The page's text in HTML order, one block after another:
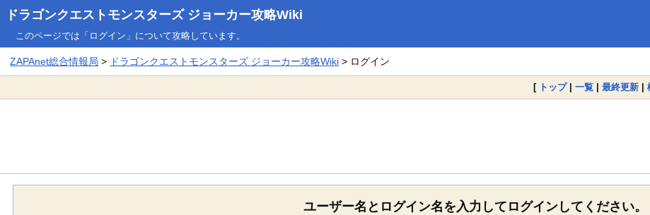
ドラゴンクエストモンスターズ ジョーカー攻略Wiki
このページでは「ログイン」について攻略しています。
ZAPAnet総合情報局 > ドラゴンクエストモンスターズ ジョーカー攻略Wiki > ログイン
[ トップ| 一覧 | 最終更新 |
ユーザー名とログイン名を入力してログインしてください。